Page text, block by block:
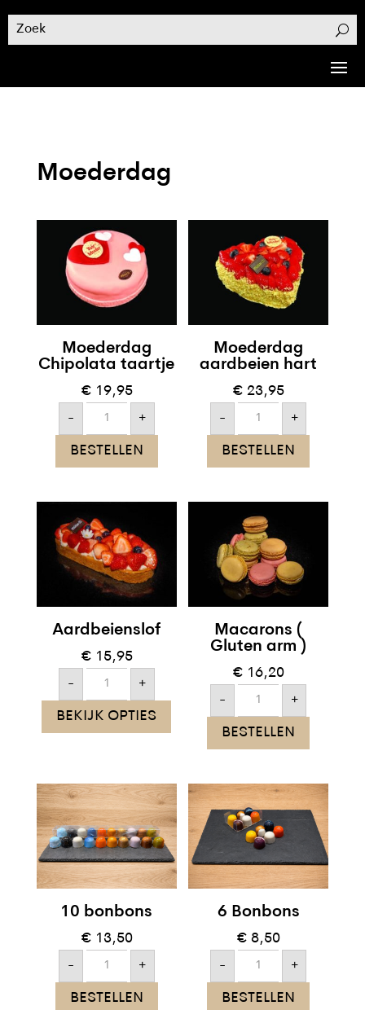
Moederdag
Moederdag
Chipolata taartje
€ 19,95
-
Moederdag
Chipolata
taartje
aantal
+
BESTELLEN
Moederdag
aardbeien hart
€ 23,95
-
Moederdag
aardbeien
hart
aantal
+
BESTELLEN
Aardbeienslof
€ 15,95
-
Aardbeienslof
aantal
+
BEKIJK OPTIES
Macarons (
Gluten arm )
€ 16,20
-
Macarons
Gluten
arm
+
BESTELLEN
10 bonbons
€ 13,50
-
10
bonbons
aantal
+
BESTELLEN
6 Bonbons
€ 8,50
-
6
Bonbons
aantal
+
BESTELLEN